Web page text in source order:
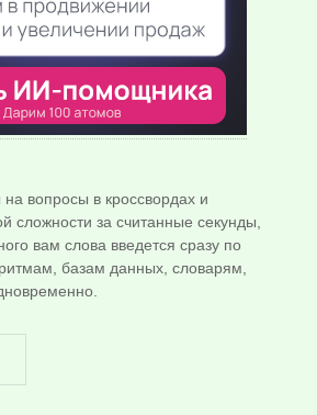
вопросы в кроссвордах и
сложности за считанные секунды,
вам слова введется сразу по
базам данных, словарям,